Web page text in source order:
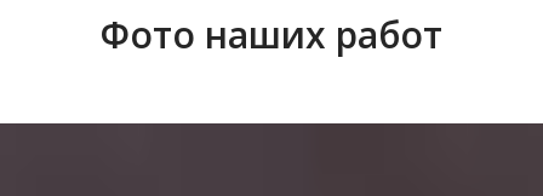
Фото наших работ